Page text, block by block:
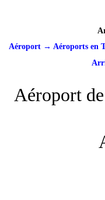
Aéroport→ Aéroports en
Aéroport